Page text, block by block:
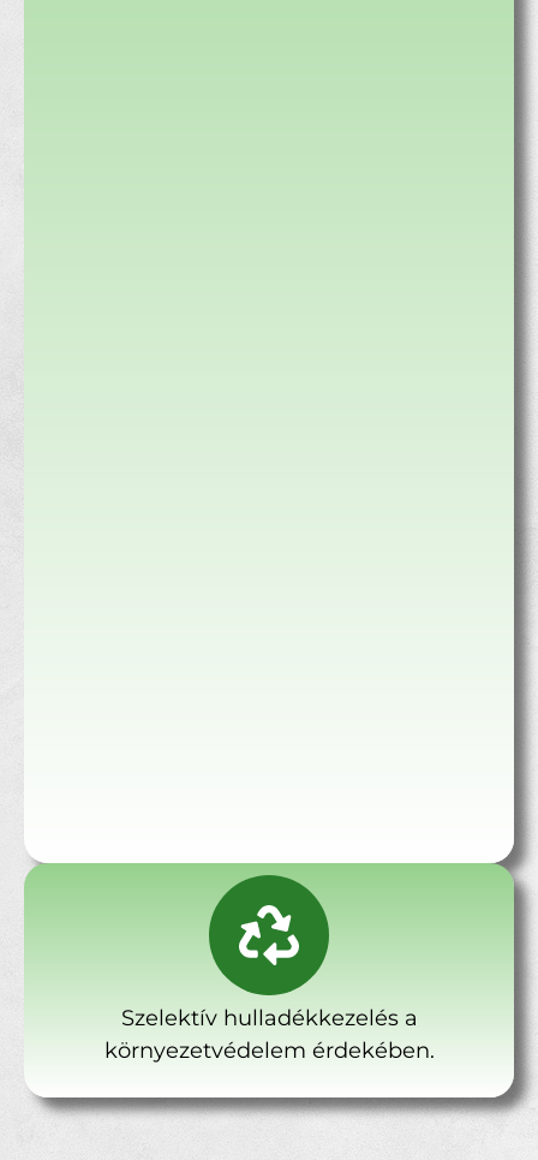
Szelektív hulladékkezelés a
környezetvédelem érdekében.